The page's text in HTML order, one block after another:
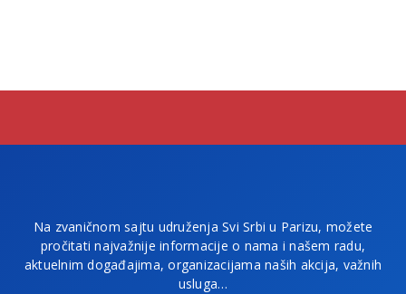
Na zvaničnom sajtu udruženja Svi Srbi u Parizu, možete
pročitati najvažnije informacije o nama i našem radu,
aktuelnim događajima, organizacijama naših akcija, važnih
usluga…